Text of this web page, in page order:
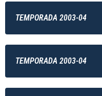
TEMPORADA 2003-04
TEMPORADA 2003-04